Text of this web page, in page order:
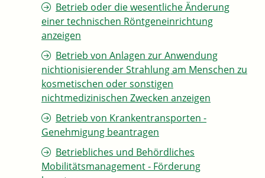
Betrieb oder die wesentliche Änderung
einer technischen Röntgeneinrichtung
anzeigen
Betrieb von Anlagen zur Anwendung
nichtionisierender Strahlung am Menschen zu
kosmetischen oder sonstigen
nichtmedizinischen Zwecken anzeigen
Betrieb von Krankentransporten -
Genehmigung beantragen
Betriebliches und Behördliches
Mobilitätsmanagement - Förderung